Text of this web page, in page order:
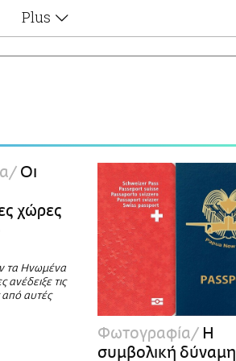
Plus
Οι Αθηναίοι
Lgbtqi+
Οι
χώρες
τα Ηνωμένα
τις
από αυτές
Φωτογραφία Η
συμβολική δύναμη